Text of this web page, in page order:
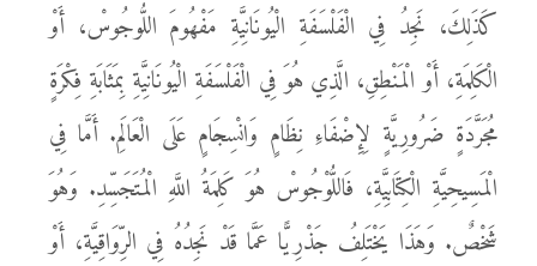
كَذَلِكَ، نَجِدُ فِي الْفَلْسَفَةِ الْيُونَانِيَّةِ مَفْهُومَ اللُّوجُوسْ، أَوْ
الْكَلِمَةِ، أَوْ الْمَنْطِقِ، الَّذِي هُوَ فِي الْفَلْسَفَةِ الْيُونَانِيَّةِ بِمَثَابَةِ فِكْرَةٍ
مُجَرَّدَةٍ ضَرُورِيَّةٍ لِإِضْفَاءِ نِظَامٍ وَانْسِجَامٍ عَلَى الْعَالَمِ. أَمَّا فِي
الْمَسِيحِيَّةِ الْكِتَابِيَّةِ، فَاللُّوْجُوسْ هُوَ كَلِمَةُ اللَّهِ الْمُتَجَسِّدِ. وَهُوَ
شَخْصٌ. وَهَذَا يَخْتَلِفُ جَذْرِيًّا عَمَّا قَدْ نَجِدُهُ فِي الرِّوَاقِيَّةِ، أَوْ